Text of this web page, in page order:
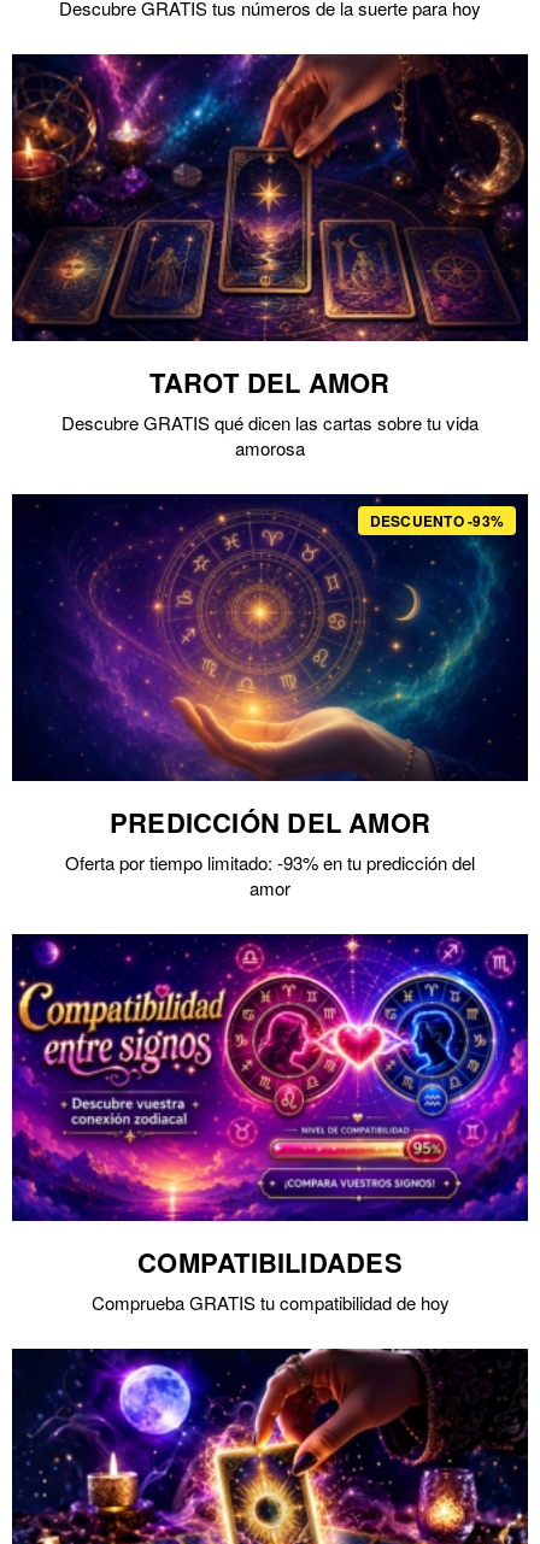
Descubre GRATIS tus números de la suerte para hoy
TAROT DEL AMOR
Descubre GRATIS qué dicen las cartas sobre tu vida
amorosa
DESCUENTO -93%
PREDICCIÓN DEL AMOR
Oferta por tiempo limitado: -93% en tu predicción del
amor
COMPATIBILIDADES
Comprueba GRATIS tu compatibilidad de hoy